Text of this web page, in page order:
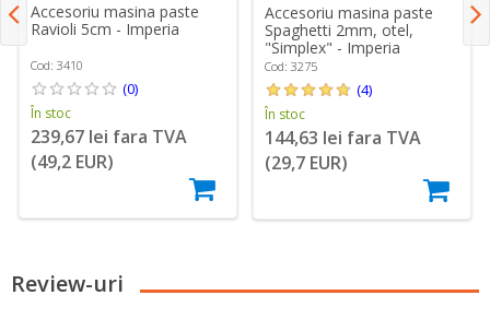
Accesoriu masina paste
Ravioli 5cm - Imperia
Cod: 3410
(0)
În stoc
239,67 lei fara TVA
(49,2 EUR)
Accesoriu masina paste
Spaghetti 2mm, otel,
"Simplex" - Imperia
Cod: 3275
(4)
În stoc
144,63 lei fara TVA
(29,7 EUR)
Review-uri